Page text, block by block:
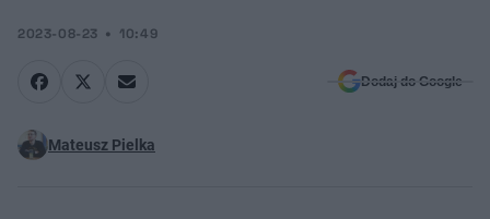
2023-08-23 10:49
Dodaj do Google
Mateusz Pielka